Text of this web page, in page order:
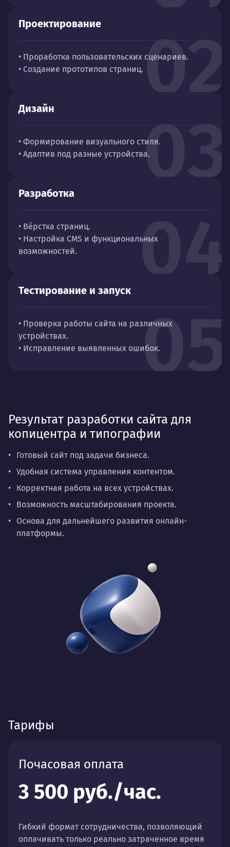
02
Проектирование
• Проработка пользовательских сценариев.
• Создание прототипов страниц.
03
Дизайн
• Формирование визуального стиля.
• Адаптив под разные устройства.
04
Разработка
• Вёрстка страниц.
• Настройка CMS и функциональных
возможностей.
05
Тестирование и запуск
• Проверка работы сайта на различных
устройствах.
• Исправление выявленных ошибок.
Результат разработки сайта для
копицентра и типографии
Готовый сайт под задачи бизнеса.
Удобная система управления контентом.
Корректная работа на всех устройствах.
Возможность масштабирования проекта.
Основа для дальнейшего развития онлайн-
платформы.
Тарифы
Почасовая оплата
3 500 руб./час.
Гибкий формат сотрудничества, позволяющий
оплачивать только реально затраченное время